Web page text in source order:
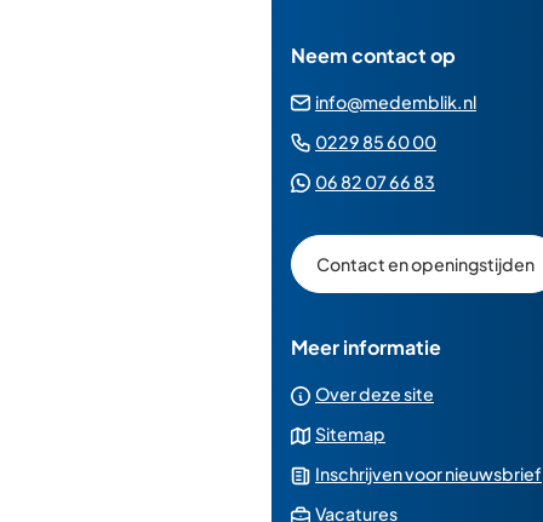
Neem contact op
info@medemblik.nl
0229 85 60 00(Verwijst
06 82 07 66 83
een
Whatsapp
Contact en openingstijden
Meer informatie
Over deze site
Sitemap
Inschrijven voor nieuwsbrief
Vacatures(Verwijst